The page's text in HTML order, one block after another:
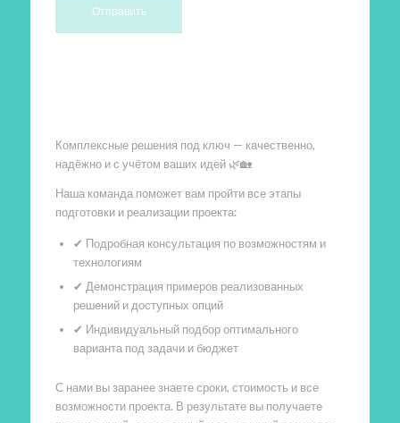
Комплексные решения под ключ — качественно,
надёжно и с учётом ваших идей 🌿🏡
Наша команда поможет вам пройти все этапы
подготовки и реализации проекта:
✔ Подробная консультация по возможностям и
технологиям
✔ Демонстрация примеров реализованных
решений и доступных опций
✔ Индивидуальный подбор оптимального
варианта под задачи и бюджет
С нами вы заранее знаете сроки, стоимость и все
возможности проекта. В результате вы получаете